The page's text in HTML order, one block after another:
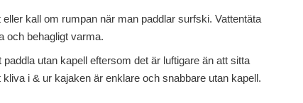
kall om rumpan när man paddlar surfski. Vattentäta
och behagligt varma.
utan kapell eftersom det är luftigare än att sitta
i & ur kajaken är enklare och snabbare utan kapell.